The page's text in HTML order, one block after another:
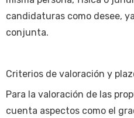
candidaturas como desee,
conjunta.
Criterios de valoración y
Para la valoración de las
cuenta aspectos como el